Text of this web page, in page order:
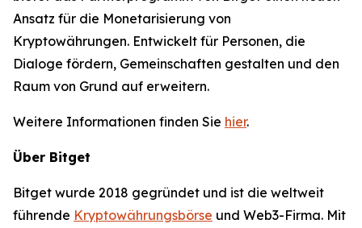
Ansatz für die Monetarisierung von
Kryptowährungen. Entwickelt für Personen, die
Dialoge fördern, Gemeinschaften gestalten und den
Raum von Grund auf erweitern.
Weitere Informationen finden Sie hier.
Über Bitget
Bitget wurde 2018 gegründet und ist die weltweit
führende Kryptowährungsbörse und Web3-Firma. Mit